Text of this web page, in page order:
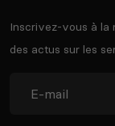
Inscrivez-vous à la
des actus sur les